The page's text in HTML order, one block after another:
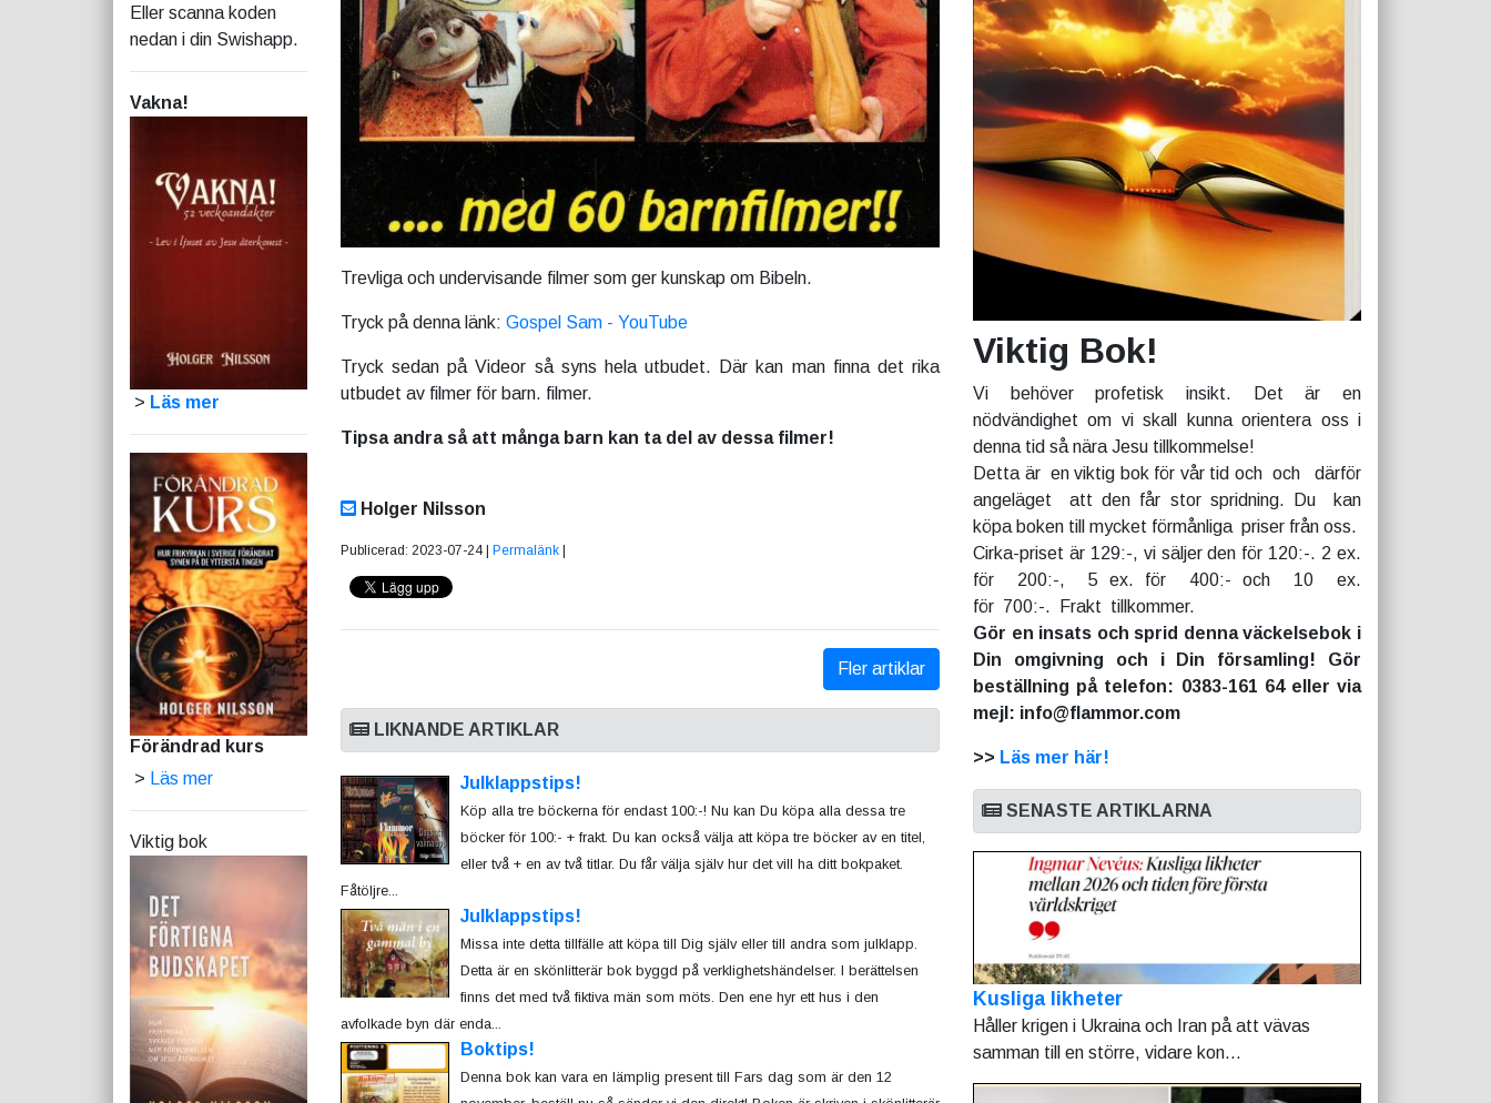
Eller scanna koden
nedan i din Swishapp.
Vakna!
> Läs mer
Förändrad kurs
> Läs mer
Viktig bok
Trevliga och undervisande filmer som ger kunskap om Bibeln.
Tryck på denna länk: Gospel Sam - YouTube
Tryck sedan på Videor så syns hela utbudet. Där kan man finna det rika
utbudet av filmer för barn. filmer.
Tipsa andra så att många barn kan ta del av dessa filmer!
Holger Nilsson
Publicerad: 2023-07-24 | Permalänk |
Fler artiklar
LIKNANDE ARTIKLAR
Julklappstips!
Köp alla tre böckerna för endast 100:-! Nu kan Du köpa alla dessa tre
böcker för 100:- + frakt. Du kan också välja att köpa tre böcker av en titel,
eller två + en av två titlar. Du får välja själv hur det vill ha ditt bokpaket.
Fåtöljre...
Julklappstips!
Missa inte detta tillfälle att köpa till Dig själv eller till andra som julklapp.
Detta är en skönlitterär bok byggd på verklighetshändelser. I berättelsen
finns det med två fiktiva män som möts. Den ene hyr ett hus i den
avfolkade byn där enda...
Boktips!
Denna bok kan vara en lämplig present till Fars dag som är den 12
Viktig Bok!
Vi behöver profetisk insikt. Det är en
nödvändighet om vi skall kunna orientera oss i
denna tid så nära Jesu tillkommelse!
Detta är en viktig bok för vår tid och och därför
angeläget att den får stor spridning. Du kan
köpa boken till mycket förmånliga priser från oss.
Cirka-priset är 129:-, vi säljer den för 120:-. 2 ex.
för 200:-, 5 ex. för 400:- och 10 ex.
för 700:-. Frakt tillkommer.
Gör en insats och sprid denna väckelsebok i
Din omgivning och i Din församling! Gör
beställning på telefon: 0383-161 64 eller via
mejl: info@flammor.com
>> Läs mer här!
SENASTE ARTIKLARNA
Kusliga likheter
Håller krigen i Ukraina och Iran på att vävas
samman till en större, vidare kon...